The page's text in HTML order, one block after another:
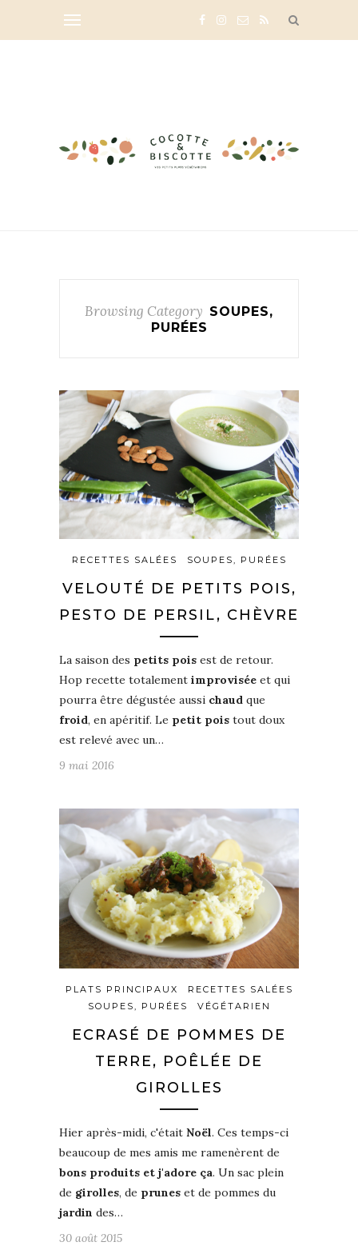
Browsing Category SOUPES,
PURÉES
RECETTES SALÉES SOUPES, PURÉES
VELOUTÉ DE PETITS POIS,
PESTO DE PERSIL, CHÈVRE
La saison des petits pois est de retour.
Hop recette totalement improvisée et qui
pourra être dégustée aussi chaud que
froid, en apéritif. Le petit pois tout doux
est relevé avec un…
9 mai 2016
PLATS PRINCIPAUX
RECETTES SALÉES
SOUPES, PURÉES
VÉGÉTARIEN
ECRASÉ DE POMMES DE
TERRE, POÊLÉE DE
GIROLLES
Hier après-midi, c'était Noël. Ces temps-ci
beaucoup de mes amis me ramenèrent de
bons produits et j'adore ça. Un sac plein
de girolles, de prunes et de pommes du
jardin des…
30 août 2015